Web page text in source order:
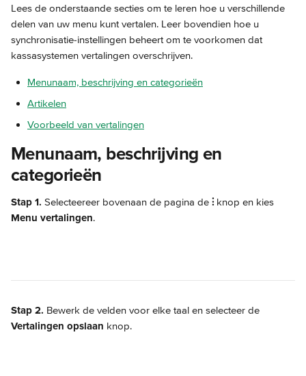
Lees de onderstaande secties om te leren hoe u verschillende
delen van uw menu kunt vertalen. Leer bovendien hoe u
synchronisatie-instellingen beheert om te voorkomen dat
kassasystemen vertalingen overschrijven.
Menunaam, beschrijving en categorieën
Artikelen
Voorbeeld van vertalingen
Menunaam, beschrijving en
categorieën
Stap 1. Selecteereer bovenaan de pagina de ⫶ knop en kies
Menu vertalingen.
Stap 2. Bewerk de velden voor elke taal en selecteer de
Vertalingen opslaan knop.